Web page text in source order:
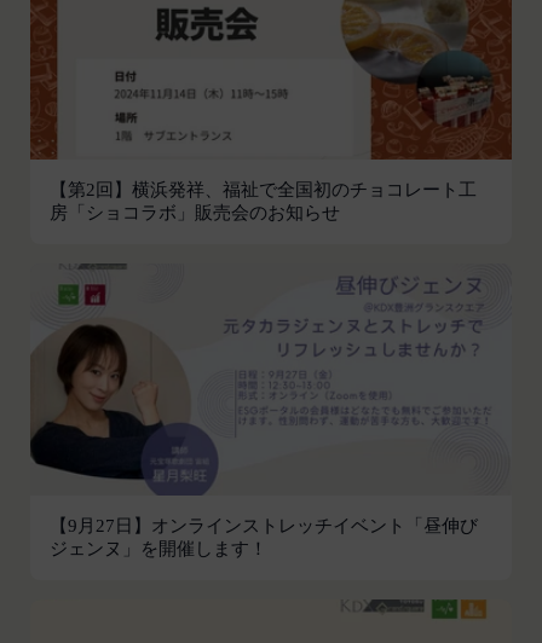
【第2回】横浜発祥、福祉で全国初のチョコレート工
房「ショコラボ」販売会のお知らせ
【9月27日】オンラインストレッチイベント「昼伸び
ジェンヌ」を開催します！
（本規約第10条3項で定義します。）の削除その他
の必要な措置を講じることができるものとします。
当社が前項に定める措置を講じた場合において、当
社は、会員に対し、当該措置を講じた理由を開示す
る義務及び当該措置により会員に生じた損害を賠償
する義務並びにその他一切の義務を負わないものと
します。
第9条（当社が提供するコンテンツに関する知的財
本サービスを通じて会員に提供する文章、イラス
ト、デザイン、写真、画像、ロゴ、アイコン、映
像、プログラム等（以下「コンテンツ」といいま
す。）の著作権、商標権およびその他の知的財産権
は全て当社または当社にコンテンツの使用を許諾す
る者に帰属するものであり、会員はこれらの権利を
侵害する行為を行わないものとします。
目的の如何を問わず、本サービスのコンテンツその
他掲載内容の全部または一部を権利者の許可なく使
用（複製、改変、転用、転送、配布、掲示、販売、
会員は、前2項の規定に違反して第三者との間で問